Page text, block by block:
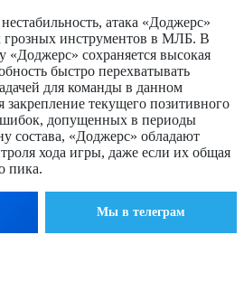
атака «Доджерс»
грозных инструментов в МЛБ. В
«Доджерс» сохраняется высокая
быстро перехватывать
для команды в данном
закрепление текущего позитивного
допущенных в периоды
состава, «Доджерс» обладают
хода игры, даже если их общая
пика.
Мы в телеграм